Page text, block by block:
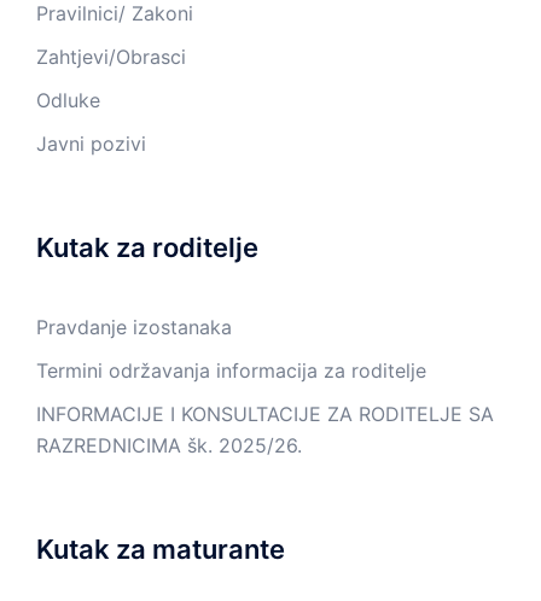
Pravilnici/ Zakoni
Zahtjevi/Obrasci
Odluke
Javni pozivi
Kutak za roditelje
Pravdanje izostanaka
Termini održavanja informacija za roditelje
INFORMACIJE I KONSULTACIJE ZA RODITELJE SA
RAZREDNICIMA šk. 2025/26.
Kutak za maturante